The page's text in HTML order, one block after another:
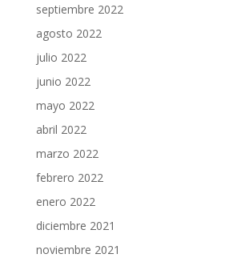
septiembre 2022
agosto 2022
julio 2022
junio 2022
mayo 2022
abril 2022
marzo 2022
febrero 2022
enero 2022
diciembre 2021
noviembre 2021